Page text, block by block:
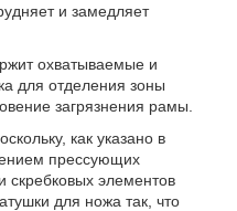
и замедляет
охватываемые и
для отделения зоны
загрязнения рамы.
как указано в
прессующих
скребковых элементов
для ножа так, что